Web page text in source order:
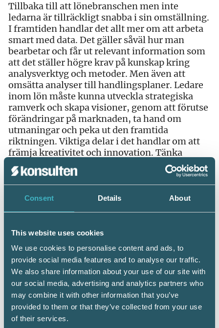
Consent Details About
This website uses cookies
We use cookies to personalise content and ads, to
provide social media features and to analyse our traffic.
We also share information about your use of our site with
our social media, advertising and analytics partners who
may combine it with other information that you’ve
provided to them or that they’ve collected from your use
of their services.
Tillbaka till att lönebranschen men inte
ledarna är tillräckligt snabba i sin omställning.
I framtiden handlar det allt mer om att arbeta
smart med data. Det gäller såväl hur man
bearbetar och får ut relevant information som
att det ställer högre krav på kunskap kring
analysverktyg och metoder. Men även att
omsätta analyser till handlingsplaner. Ledare
inom lön måste kunna utveckla strategiska
ramverk och skapa visioner, genom att förutse
förändringar på marknaden, ta hand om
utmaningar och peka ut den framtida
riktningen. Viktiga delar i det handlar om att
främja kreativitet och innovation. Tänka
utanför boxen, med annorlunda och nya idéer
eller nya kombinationer av idéer. För det krävs
att nyfikenhet, breda intressen och
konstruktiv kritik får frodas. För det gäller att
skapa och identifiera nya mönster.
kärnverksamhetens drivkrafter, förstå vad
som påverkar företaget och hur prioriteringar
ska göras är en framgångsfaktor. och i detta
förmågan att identifiera problem för att kunna
se och prioritera alternativa lösningar. När det
gäller management så ställer
relationsskapande, som är förutsättning för
framgång, högre krav på personliga
egenskaper som hög social och emotionell